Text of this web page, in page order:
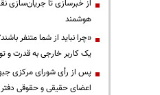
از خبرسازی تا جریان‌سازی
هوشمند
«چرا نباید از شما متنفر
یک کاربر خارجی به قدرت و
پس از رأی شورای مرکزی
اعضای حقیقی و حقوقی